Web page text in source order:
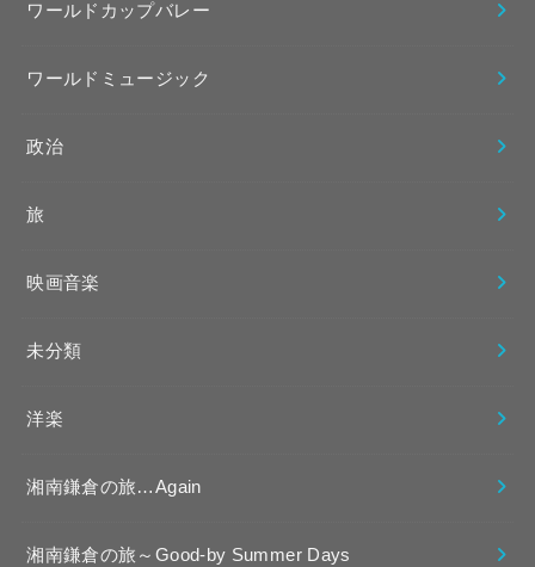
ワールドカップバレー
ワールドミュージック
政治
旅
映画音楽
未分類
洋楽
湘南鎌倉の旅…Again
湘南鎌倉の旅～Good-by Summer Days